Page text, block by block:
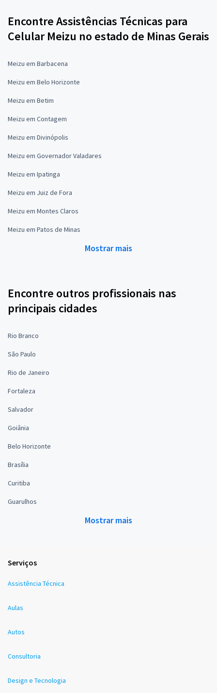
Encontre Assistências Técnicas para
Celular Meizu no estado de Minas Gerais
Meizu em Barbacena
Meizu em Belo Horizonte
Meizu em Betim
Meizu em Contagem
Meizu em Divinópolis
Meizu em Governador Valadares
Meizu em Ipatinga
Meizu em Juiz de Fora
Meizu em Montes Claros
Meizu em Patos de Minas
Mostrar mais
Encontre outros profissionais nas
principais cidades
Rio Branco
São Paulo
Rio de Janeiro
Fortaleza
Salvador
Goiânia
Belo Horizonte
Brasília
Curitiba
Guarulhos
Mostrar mais
Serviços
Assistência Técnica
Aulas
Autos
Consultoria
Design e Tecnologia